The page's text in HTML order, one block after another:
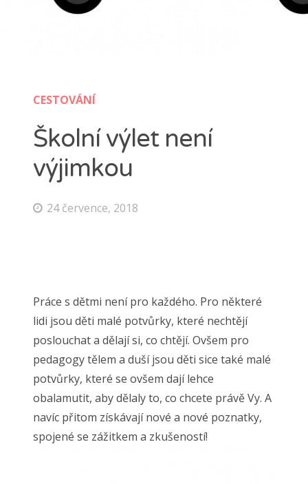
CESTOVÁNÍ
Školní výlet není
výjimkou
24 července, 2018
Práce s dětmi není pro každého. Pro některé
lidi jsou děti malé potvůrky, které nechtějí
poslouchat a dělají si, co chtějí. Ovšem pro
pedagogy tělem a duší jsou děti sice také malé
potvůrky, které se ovšem dají lehce
obalamutit, aby dělaly to, co chcete právě Vy. A
navíc přitom získávají nové a nové poznatky,
spojené se zážitkem a zkušeností!